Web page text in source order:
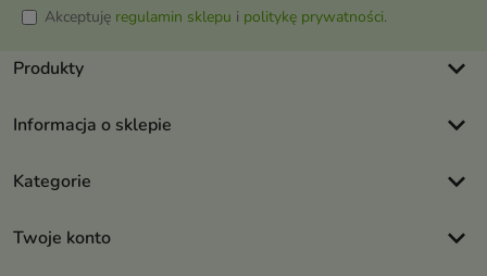
Akceptuję regulamin sklepu i politykę prywatności.
Produkty keyboard_arrow_down
Informacja o sklepie keyboard_arrow_down
Kategorie keyboard_arrow_down
Twoje konto keyboard_arrow_down